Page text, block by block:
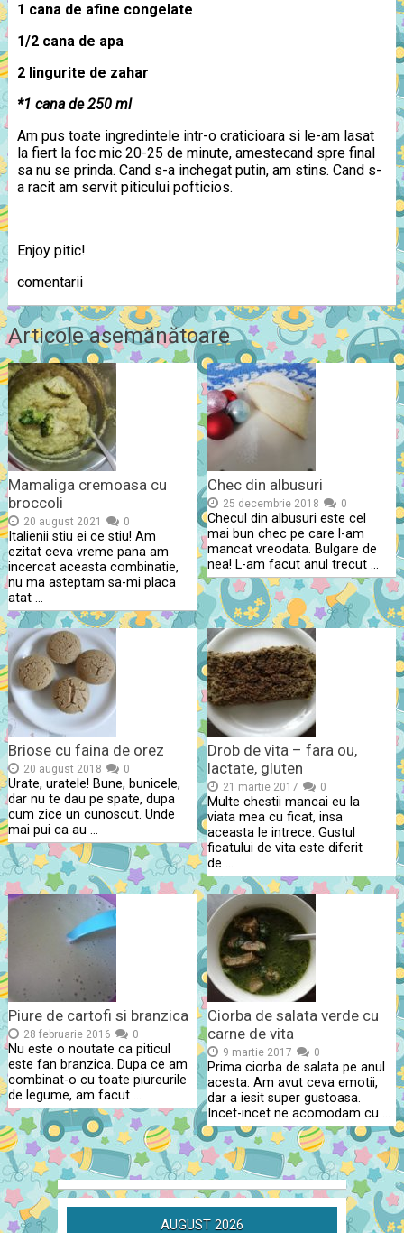
1 cana de afine congelate
1/2 cana de apa
2 lingurite de zahar
*1 cana de 250 ml
Am pus toate ingredintele intr-o craticioara si le-am lasat
la fiert la foc mic 20-25 de minute, amestecand spre final
sa nu se prinda. Cand s-a inchegat putin, am stins. Cand s-
a racit am servit piticului pofticios.
Enjoy pitic!
comentarii
Articole asemănătoare
Mamaliga cremoasa cu
broccoli
20 august 2021 0
Italienii stiu ei ce stiu! Am
ezitat ceva vreme pana am
incercat aceasta combinatie,
nu ma asteptam sa-mi placa
atat …
Chec din albusuri
25 decembrie 2018 0
Checul din albusuri este cel
mai bun chec pe care l-am
mancat vreodata. Bulgare de
nea! L-am facut anul trecut …
Briose cu faina de orez
20 august 2018 0
Urate, uratele! Bune, bunicele,
dar nu te dau pe spate, dupa
cum zice un cunoscut. Unde
mai pui ca au …
Drob de vita – fara ou,
lactate, gluten
21 martie 2017 0
Multe chestii mancai eu la
viata mea cu ficat, insa
aceasta le intrece. Gustul
ficatului de vita este diferit
de …
Piure de cartofi si branzica
28 februarie 2016 0
Nu este o noutate ca piticul
este fan branzica. Dupa ce am
combinat-o cu toate piureurile
de legume, am facut …
Ciorba de salata verde cu
carne de vita
9 martie 2017 0
Prima ciorba de salata pe anul
acesta. Am avut ceva emotii,
dar a iesit super gustoasa.
Incet-incet ne acomodam cu …
AUGUST 2026